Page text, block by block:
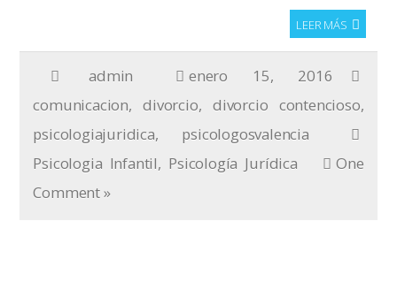
LEER MÁS
admin
enero 15, 2016
comunicacion,divorcio, divorcio contencioso,
psicologiajuridica, psicologosvalencia
Psicologia Infantil, Psicología Jurídica
One
Comment »